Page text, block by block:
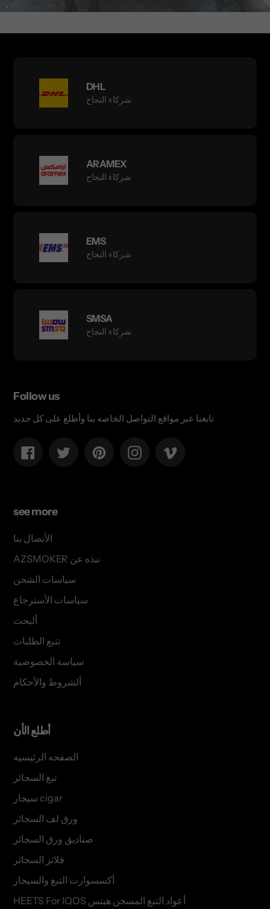
DHL
شركاء النجاح
ARAMEX
شركاء النجاح
EMS
شركاء النجاح
SMSA
شركاء النجاح
Follow us
تابعنا عبر مواقع التواصل الخاصه بنا وأطلع على كل جديد
Facebook Twitter PinterestInstagram
see more
الأتصال بنا
AZSMOKER نبذه عن
سياسات الشحن
سياسات الأسترجاع
ألبحث
تتبع الطلبات
سياسة الخصوصية
ألشروط والأحكام
أطلع الأن
الصفحه الرئيسيه
تبغ السجائر
سيجار cigar
ورق لف السجائر
صناديق ورق السجائر
فلاتر السجائر
أكسسوارت التبغ والسيجار
HEETS For IQOS أعواد التبغ المسخن هيتس